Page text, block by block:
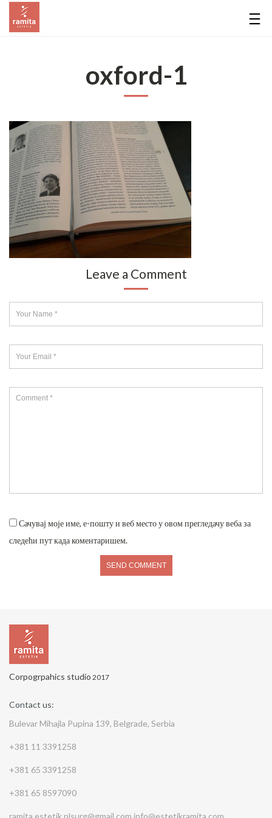
oxford-1
Leave a Comment
Сачувај моје име, е-пошту и веб место у овом прегледачу веба за
следећи пут када коментаришем.
Corpogrpahics studio 2017
Contact us:
Bulevar Mihajla Pupina 139, Belgrade, Serbia
+381 11 3391258
+381 65 3391258
+381 65 8597090
ramita.estetik.plsurg@gmail.com info@estetikramita.com